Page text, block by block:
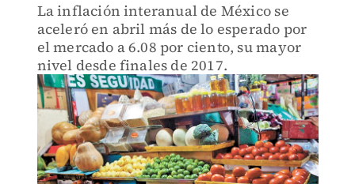
La inflación interanual de México se
aceleró en abril más de lo esperado por
el mercado a 6.08 por ciento, su mayor
nivel desde finales de 2017.